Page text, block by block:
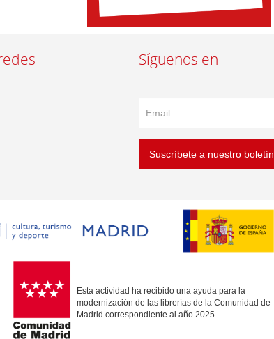
Síguenos en
Suscríbete a nuestro boletín
Esta actividad ha recibido una ayuda para la
modernización de las librerías de la Comunidad de
Madrid correspondiente al año 2025